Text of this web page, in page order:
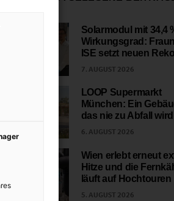
Solarmodul mit 34,4
Wirkungsgrad:
ISE setzt neuen
7. AUGUST 2026
LOOP Supermarkt
München: Ein
das nie zu Abfall wird
6. AUGUST 2026
Wien erlebt erneut
Hitze und die
läuft auf Hochtouren
5. AUGUST 2026